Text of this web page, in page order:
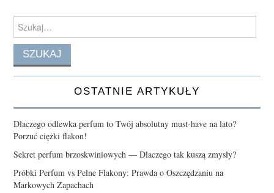
for:
OSTATNIE ARTYKUŁY
Dlaczego odlewka perfum to Twój absolutny must-have na lato?
Porzuć ciężki flakon!
Sekret perfum brzoskwiniowych — Dlaczego tak kuszą zmysły?
Próbki Perfum vs Pełne Flakony: Prawda o Oszczędzaniu na
Markowych Zapachach